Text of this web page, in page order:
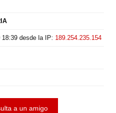
18:39 desde la IP: 189.254.235.154
a un amigo